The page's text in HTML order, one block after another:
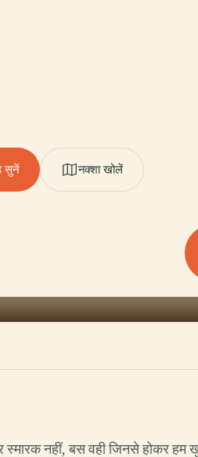
सुनें नक्शा खोलें
स्मारक नहीं, बस वही जिनसे होकर